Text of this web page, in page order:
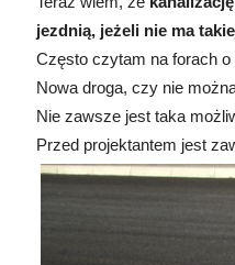
jezdnią, jeżeli nie ma
Często czytam na forach o
Nowa droga, czy nie
Nie zawsze jest taka
Przed projektantem jest